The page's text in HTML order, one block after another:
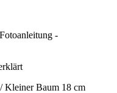
-
Kleiner Baum 18 cm